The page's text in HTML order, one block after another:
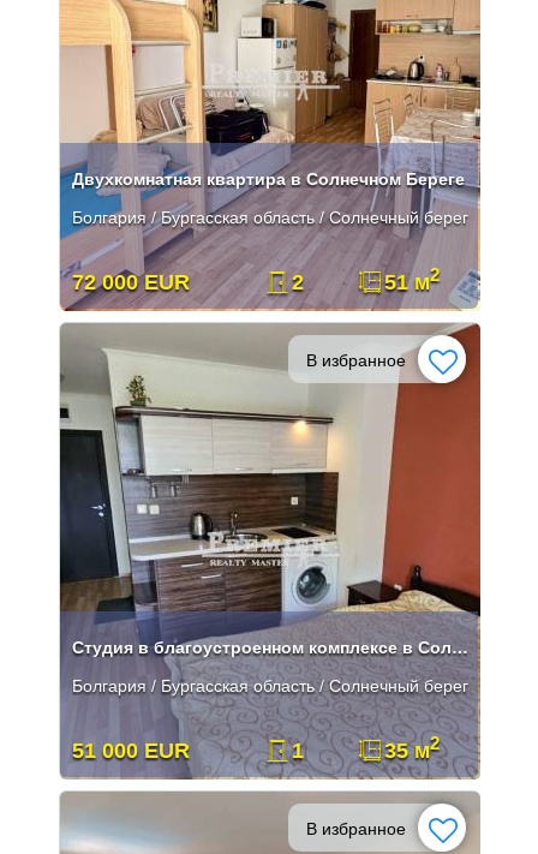
Двухкомнатная квартира в Солнечном Береге
Болгария / Бургасская область / Солнечный берег
72 000 EUR 2 51 м2
В избранное
Студия в благоустроенном комплексе в Солнечном Береге.
Болгария / Бургасская область / Солнечный берег
51 000 EUR 1 35 м2
В избранное